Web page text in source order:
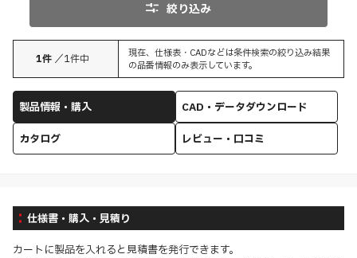
絞り込み
1件 ／1件中
現在、仕様表・CADなどは条件検索の絞り込み結果
の品番情報のみ表示しています。
製品情報・購入
CAD・データダウンロード
カタログ
レビュー・口コミ
仕様書・購入・見積り
カートに製品を入れると見積書を発行できます。